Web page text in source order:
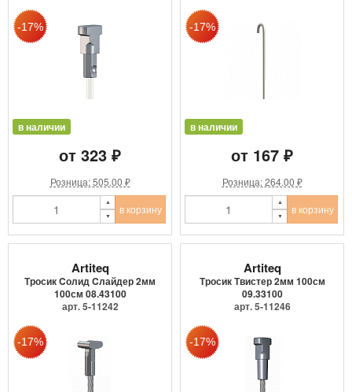
в наличии
от 323 ₽
Розница: 505.00 ₽
в корзину
в наличии
от 167 ₽
Розница: 264.00 ₽
в корзину
Artiteq
Тросик Cолид Cлайдер 2мм
100см 08.43100
арт. 5-11242
Artiteq
Тросик Твистер 2мм 100см
09.33100
арт. 5-11246